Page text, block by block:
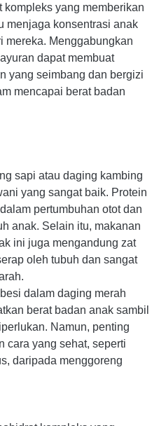
yang memberikan
menjaga konsentrasi anak
mereka. Menggabungkan
dapat membuat
yang seimbang dan bergizi
mencapai berat badan
sapi atau daging kambing
yang sangat baik. Protein
pertumbuhan otot dan
anak. Selain itu, makanan
ini juga mengandung zat
oleh tubuh dan sangat
dalam daging merah
berat badan anak sambil
Namun, penting
cara yang sehat, seperti
daripada menggoreng